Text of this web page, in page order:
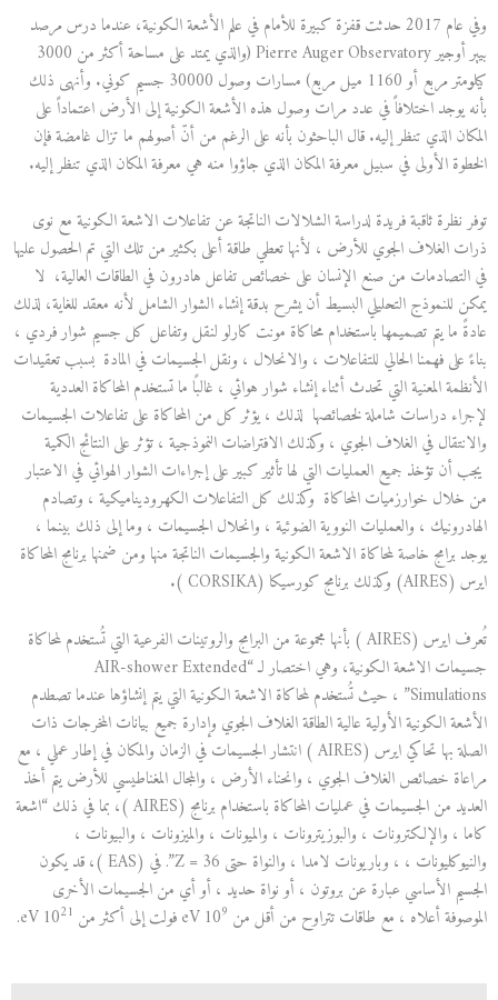
وفي عام 2017 حدثت قفزة كبيرة للأمام في علم الأشعة الكونية، عندما درس مرصد
بيير أوجير Pierre Auger Observatory (والذي يمتد على مساحة أكثر من 3000
كيلومتر مربع أو 1160 ميل مربع) مسارات وصول 30000 جسيم كوني. وأنهى ذلك
بأنه يوجد اختلافاً في عدد مرات وصول هذه الأشعة الكونية إلى الأرض اعتماداً على
المكان الذي تنظر إليه. قال الباحثون بأنه على الرغم من أنّ أصولهم ما تزال غامضة فإن
الخطوة الأولى في سبيل معرفة المكان الذي جاؤوا منه هي معرفة المكان الذي تنظر إليه.
توفر نظرة ثاقبة فريدة لدراسة الشلالات الناتجة عن تفاعلات الاشعة الكونية مع نوى
ذرات الغلاف الجوي للأرض ، لأنها تعطي طاقة أعلى بكثير من تلك التي تم الحصول عليها
في التصادمات من صنع الإنسان على خصائص تفاعل هادرون في الطاقات العالية، لا
يمكن للنموذج التحليلي البسيط أن يشرح بدقة إنشاء الشوار الشامل لأنه معقد للغاية، لذلك
عادةً ما يتم تصميمها باستخدام محاكاة مونت كارلو لنقل وتفاعل كل جسيم شوار فردي ،
بناءً على فهمنا الحالي للتفاعلات ، والانحلال ، ونقل الجسيمات في المادة بسبب تعقيدات
الأنظمة المعنية التي تحدث أثناء إنشاء شوار هوائي ، غالبًا ما تستخدم المحاكاة العددية
لإجراء دراسات شاملة لخصائصها لذلك ، يؤثر كل من المحاكاة على تفاعلات الجسيمات
والانتقال في الغلاف الجوي ، وكذلك الافتراضات النموذجية ، تؤثر على النتائج الكمية
يجب أن تؤخذ جميع العمليات التي لها تأثير كبير على إجراءات الشوار الهوائي في الاعتبار
من خلال خوارزميات المحاكاة وكذلك كل التفاعلات الكهروديناميكية ، وتصادم
الهادرونيك ، والعمليات النووية الضوئية ، وانحلال الجسيمات ، وما إلى ذلك بينما ،
يوجد برامج خاصة لمحاكاة الاشعة الكونية والجسيمات الناتجة منها ومن ضمنها برنامج المحاكاة
ايرس (AIRES) وكذلك برنامج كورسيكا (CORSIKA ).
تُعرف ايرس (AIRES ) بأنها مجموعة من البرامج والروتينات الفرعية التي تُستخدم لمحاكاة
جسيمات الاشعة الكونية، وهي اختصار لـ “AIR-shower Extended
Simulations” ، حيث تُستخدم لمحاكاة الاشعة الكونية التي يتم إنشاؤها عندما تصطدم
الأشعة الكونية الأولية عالية الطاقة الغلاف الجوي وإدارة جميع بيانات المخرجات ذات
الصلة بها تحاكي ايرس (AIRES ) انتشار الجسيمات في الزمان والمكان في إطار عملي ، مع
مراعاة خصائص الغلاف الجوي ، وانحناء الأرض ، والمجال المغناطيسي للأرض يتم أخذ
العديد من الجسيمات في عمليات المحاكاة باستخدام برنامج (AIRES )، بما في ذلك “اشعة
كاما ، والإلكترونات ، والبوزيترونات ، والميونات ، والميزونات ، والبيونات ،
والنيوكليونات ، ، وباريونات لامدا ، والنواة حتى Z = 36”. في (EAS )، قد يكون
الجسيم الأساسي عبارة عن بروتون ، أو نواة حديد ، أو أي من الجسيمات الأخرى
الموصوفة أعلاه ، مع طاقات تتراوح من أقل من 10 9 eV فولت إلى أكثر من 10 21
eV.